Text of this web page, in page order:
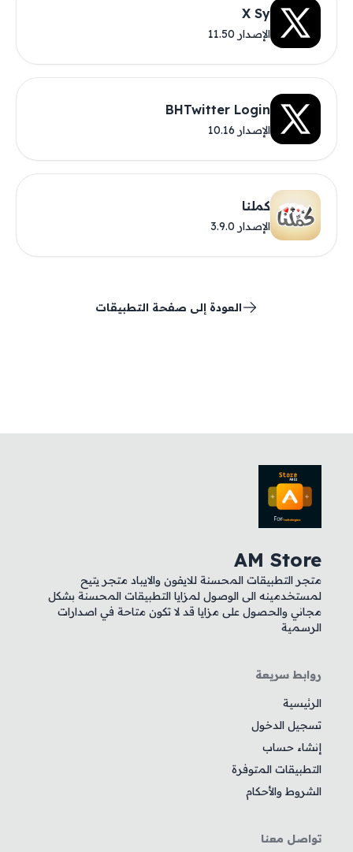
X Sy
الإصدار 11.50
BHTwitter Login
الإصدار 10.16
كملنا
الإصدار 3.9.0
العودة إلى صفحة التطبيقات
AM Store
متجر التطبيقات المحسنة للايفون والايباد متجر يتيح
لمستخدمينه الى الوصول لمزايا التطبيقات المحسنة بشكل
مجاني والحصول على مزايا قد لا تكون متاحة في اصدارات
الرسمية
روابط سريعة
الرئيسية
تسجيل الدخول
إنشاء حساب
التطبيقات المتوفرة
الشروط والأحكام
تواصل معنا